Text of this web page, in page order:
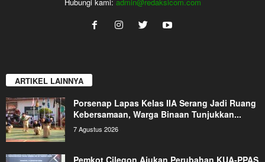
ARTIKEL LAINNYA
Porsenap Lapas Kelas IIA Serang Jadi Ruang
Kebersamaan, Warga Binaan Tunjukkan...
7 Agustus 2026
Pemkot Cilegon Ajukan Perubahan KUA-PPAS